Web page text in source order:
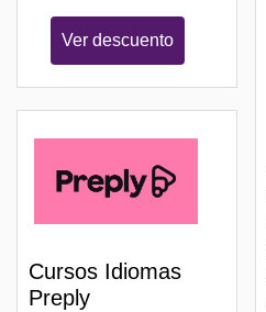
Ver descuento
Cursos Idiomas
Preply